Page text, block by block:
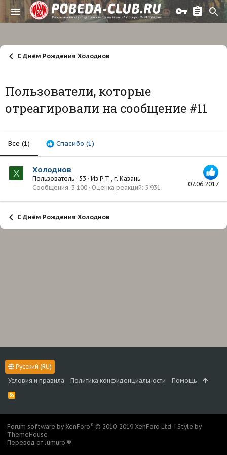
С Днём Рождения Холоднов
Пользователи, которые
отреагировали на сообщение #11
Все (1) Спасибо (1)
Х
07.06.2017
Холоднов
Пользователь · 53 · Из Р.Т., г. Казань
Сообщения 3 100 Оценка реакций 5 931
С Днём Рождения Холоднов
Русский (RU)
Условия и правила
Политика конфиденциальности Помощь
R
S
Forum software by XenForo® © 2010-2019 XenForo Ltd. | Style by
ThemeHouse
Перевод от Jumuro ®